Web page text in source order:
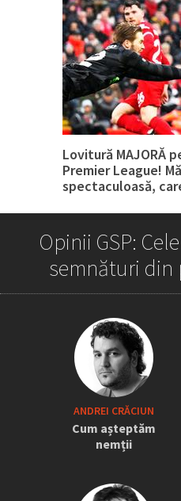
Lovitură MAJORĂ
Premier League!
spectaculoasă,
„Iordănescu a
națională” »
tari: „Dacă știam
Scena din avion:
Opinii GSP:
semnături din
ANDREI CRĂCIUN
Cum așteptăm
nemții